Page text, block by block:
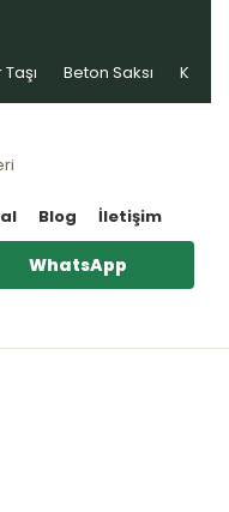
Beton Saksı Kablo
Blog İletişim
WhatsApp